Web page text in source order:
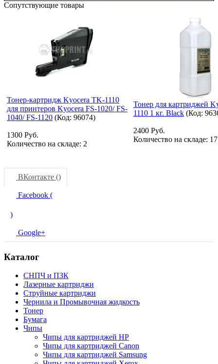
Сопутствующие товары
Тонер-картридж Kyocera TK-1110
для принтеров Kyocera FS-1020/ FS-
1040/ FS-1120 (Код: 96074)
1300 Руб.
Количество на складе: 2
Тонер для картриджей
1110 1 кг. Black (Код:
2400 Руб.
Количество на складе: 17
ВКонтакте ()
Facebook (
)
Google+
Каталог
СНПЧ и ПЗК
Лазерные картриджи
Струйные картриджи
Чернила и Промывочная жидкость
Тонер
Бумага
Чипы
Чипы для картриджей HP
Чипы для картриджей Canon
Чипы для картриджей Samsung